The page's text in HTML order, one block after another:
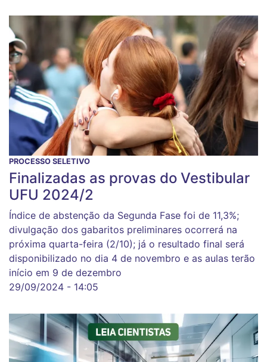
PROCESSO SELETIVO
Finalizadas as provas do Vestibular
UFU 2024/2
Índice de abstenção da Segunda Fase foi de 11,3%;
divulgação dos gabaritos preliminares ocorrerá na
próxima quarta-feira (2/10); já o resultado final será
disponibilizado no dia 4 de novembro e as aulas terão
início em 9 de dezembro
29/09/2024 - 14:05